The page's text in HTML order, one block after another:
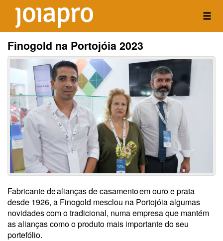
Finogold na Portojóia 2023
Fabricante de alianças de casamento em ouro e prata
desde 1926, a Finogold mesclou na Portojóia algumas
novidades com o tradicional, numa empresa que mantém
as alianças como o produto mais importante do seu
portefólio.